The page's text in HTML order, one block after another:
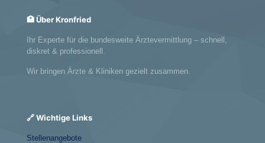
🏥 Über Kronfried
Ihr Experte für die bundesweite Ärztevermittlung – schnell,
diskret & professionell.
Wir bringen Ärzte & Kliniken gezielt zusammen.
🔗 Wichtige Links
Stellenangebote